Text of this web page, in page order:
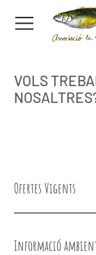
VOLS
Ofertes Vigents
Informació